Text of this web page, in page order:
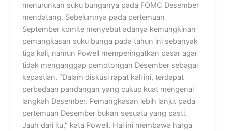
menurunkan suku bunganya pada FOMC Desember
mendatang. Sebelumnya pada pertemuan
September komite menyebut adanya kemungkinan
pemangkasan suku bunga pada tahun ini sebanyak
tiga kali, namun Powell memperingatkan pasar agar
tidak menganggap pemotongan Desember sebagai
kepastian. “Dalam diskusi rapat kali ini, terdapat
perbedaan pandangan yang cukup kuat mengenai
langkah Desember. Pemangkasan lebih lanjut pada
pertemuan Desember bukan sesuatu yang pasti.
Jauh dari itu,” kata Powell. Hal ini membawa harga